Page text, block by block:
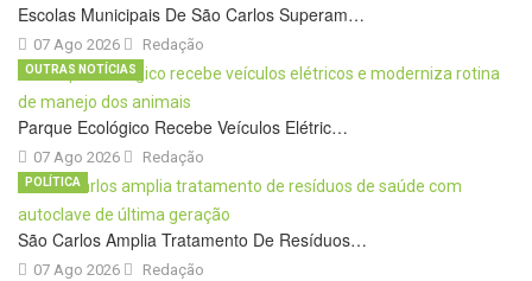
Escolas Municipais De São Carlos Superam…
07 Ago 2026 Redação
Parque Ecológico Recebe Veículos Elétric…
07 Ago 2026
OUTRAS NOTÍCIAS
Redação
São Carlos Amplia Tratamento De Resíduos…
07 Ago 2026
POLÍTICA
Redação